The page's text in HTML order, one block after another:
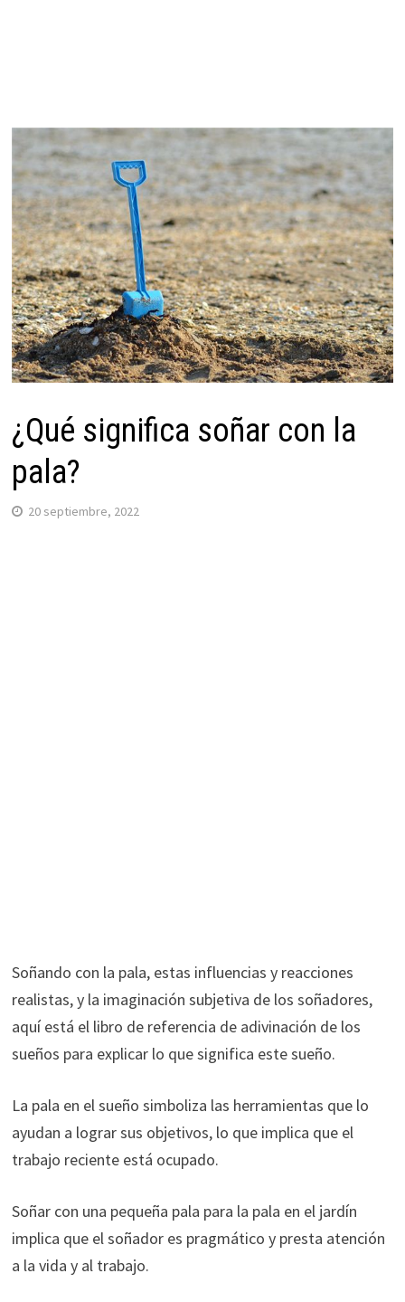
¿Qué significa soñar con la
pala?
20 septiembre, 2022
Soñando con la pala, estas influencias y reacciones
realistas, y la imaginación subjetiva de los soñadores,
aquí está el libro de referencia de adivinación de los
sueños para explicar lo que significa este sueño.
La pala en el sueño simboliza las herramientas que lo
ayudan a lograr sus objetivos, lo que implica que el
trabajo reciente está ocupado.
Soñar con una pequeña pala para la pala en el jardín
implica que el soñador es pragmático y presta atención
a la vida y al trabajo.